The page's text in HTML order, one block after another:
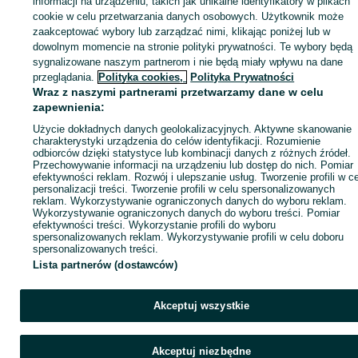
sprzedającym
Zaloguj się / Załóż konto
Wyślij wiadomość
cookie w celu przetwarzania danych osobowych. Użytkownik może
zaakceptować wybory lub zarządzać nimi, klikając poniżej lub w
dowolnym momencie na stronie polityki prywatności. Te wybory będą
sygnalizowane naszym partnerom i nie będą miały wpływu na dane
przeglądania. Polityka cookies, Polityka Prywatności
Wraz z naszymi partnerami przetwarzamy dane w celu
zapewnienia:
Użycie dokładnych danych geolokalizacyjnych. Aktywne skanowanie
charakterystyki urządzenia do celów identyfikacji. Rozumienie
odbiorców dzięki statystyce lub kombinacji danych z różnych źródeł.
Przechowywanie informacji na urządzeniu lub dostęp do nich. Pomiar
efektywności reklam. Rozwój i ulepszanie usług. Tworzenie profili w
personalizacji treści. Tworzenie profili w celu spersonalizowanych
reklam. Wykorzystywanie ograniczonych danych do wyboru reklam.
Wykorzystywanie ograniczonych danych do wyboru treści. Pomiar
efektywności treści. Wykorzystanie profili do wyboru
spersonalizowanych reklam. Wykorzystywanie profili w celu doboru
spersonalizowanych treści.
Lista partnerów (dostawców)
Akceptuj wszystkie
Akceptuj niezbędne